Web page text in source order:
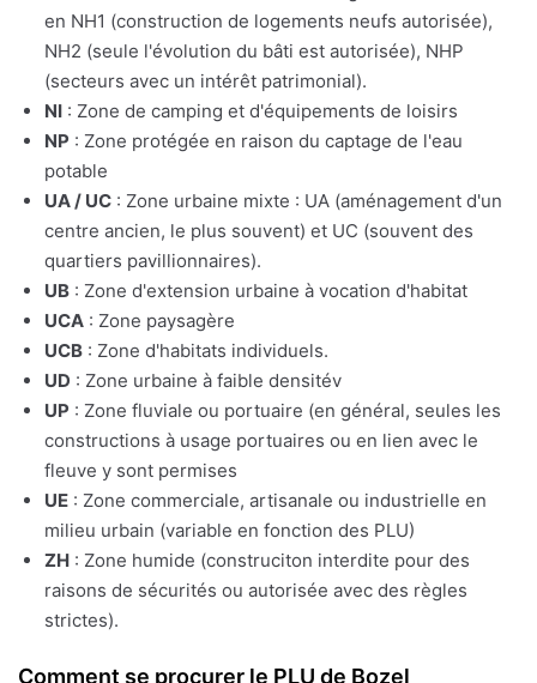
en NH1 (construction de logements neufs autorisée),
NH2 (seule l'évolution du bâti est autorisée), NHP
(secteurs avec un intérêt patrimonial).
NI : Zone de camping et d'équipements de loisirs
NP : Zone protégée en raison du captage de l'eau
potable
UA / UC : Zone urbaine mixte : UA (aménagement d'un
centre ancien, le plus souvent) et UC (souvent des
quartiers pavillionnaires).
UB : Zone d'extension urbaine à vocation d'habitat
UCA : Zone paysagère
UCB : Zone d'habitats individuels.
UD : Zone urbaine à faible densitév
UP : Zone fluviale ou portuaire (en général, seules les
constructions à usage portuaires ou en lien avec le
fleuve y sont permises
UE : Zone commerciale, artisanale ou industrielle en
milieu urbain (variable en fonction des PLU)
ZH : Zone humide (construciton interdite pour des
raisons de sécurités ou autorisée avec des règles
strictes).
Comment se procurer le PLU de Bozel